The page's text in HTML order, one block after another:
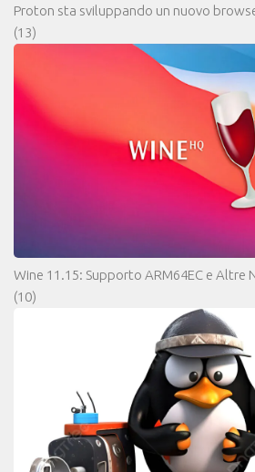
Proton sta sviluppando un nuovo
(13)
Wine 11.15: Supporto ARM64EC e Altre
(10)